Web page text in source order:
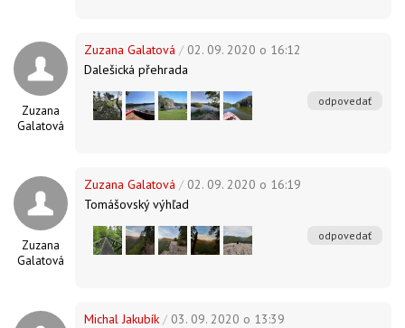
Zuzana
Galatová
Zuzana Galatová / 02. 09. 2020 o 16:12
Dalešická přehrada
odpovedať
Zuzana
Galatová
Zuzana Galatová / 02. 09. 2020 o 16:19
Tomášovský výhľad
odpovedať
Michal Jakubík / 03. 09. 2020 o 13:39